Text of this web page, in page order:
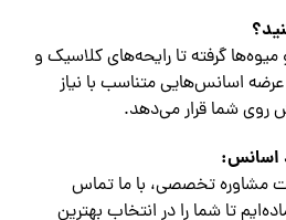
گرفته تا رایحه‌های کلاسیک و
عرضه اسانس‌هایی متناسب با نیاز
روی شما قرار می‌دهد.
اسانس:
مشاوره تخصصی، با ما تماس
تا شما را در انتخاب بهترین